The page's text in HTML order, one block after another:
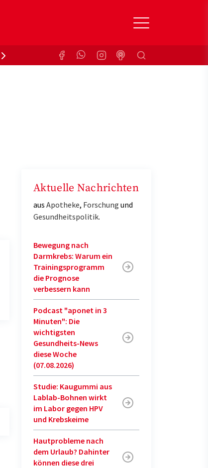
KrankenkasseSuchen
Aktuelle Nachrichten
aus Apotheke, Forschung und
Gesundheitspolitik.
Bewegung nach
Darmkrebs: Warum ein
Trainingsprogramm
die Prognose
verbessern kann
Podcast "aponet in 3
Minuten": Die
wichtigsten
Gesundheits-News
diese Woche
(07.08.2026)
Studie: Kaugummi aus
Lablab-Bohnen wirkt
im Labor gegen HPV
und Krebskeime
Hautprobleme nach
dem Urlaub? Dahinter
können diese drei